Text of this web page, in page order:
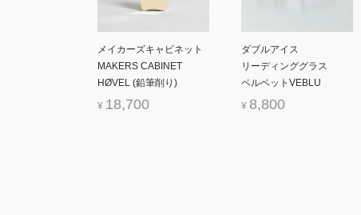
メイカーズキャビネット
MAKERS CABINET
HØVEL (鉛筆削り)
¥ 18,700
ダブルアイス
リーディンググラス
ベルベットVEBLU
¥ 8,800